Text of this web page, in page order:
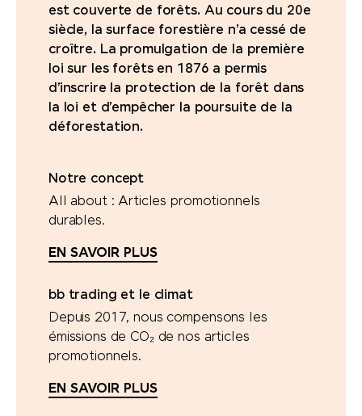
est couverte de forêts. Au cours du 20e
siècle, la surface forestière n’a cessé de
croître. La promulgation de la première
loi sur les forêts en 1876 a permis
d’inscrire la protection de la forêt dans
la loi et d’empêcher la poursuite de la
déforestation.
Notre concept
All about : Articles promotionnels
durables.
EN SAVOIR PLUS
bb trading et le climat
Depuis 2017, nous compensons les
émissions de CO₂ de nos articles
promotionnels.
EN SAVOIR PLUS